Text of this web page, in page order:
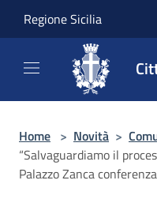
Regione Sicilia
Home > Novità >
“Salvaguardiamo il
Palazzo Zanca